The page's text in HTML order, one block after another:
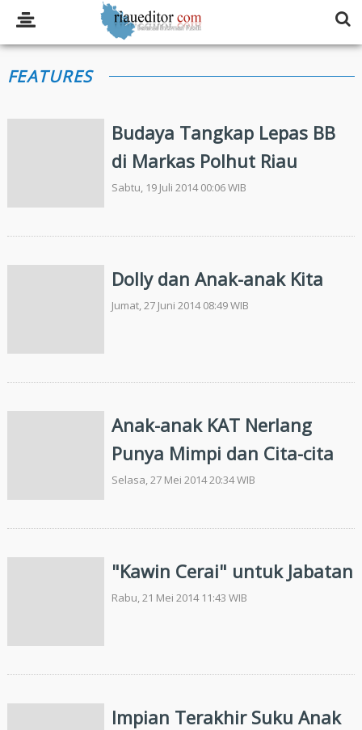
FEATURES
Budaya Tangkap Lepas BB
di Markas Polhut Riau
Sabtu, 19 Juli 2014 00:06 WIB
Dolly dan Anak-anak Kita
Jumat, 27 Juni 2014 08:49 WIB
Anak-anak KAT Nerlang
Punya Mimpi dan Cita-cita
Selasa, 27 Mei 2014 20:34 WIB
"Kawin Cerai" untuk Jabatan
Rabu, 21 Mei 2014 11:43 WIB
Impian Terakhir Suku Anak